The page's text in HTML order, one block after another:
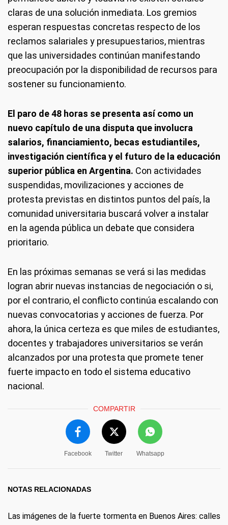
claras de una solución inmediata. Los gremios
esperan respuestas concretas respecto de los
reclamos salariales y presupuestarios, mientras
que las universidades continúan manifestando
preocupación por la disponibilidad de recursos para
sostener su funcionamiento.
El paro de 48 horas se presenta así como un
nuevo capítulo de una disputa que involucra
salarios, financiamiento, becas estudiantiles,
investigación científica y el futuro de la educación
superior pública en Argentina. Con actividades
suspendidas, movilizaciones y acciones de
protesta previstas en distintos puntos del país, la
comunidad universitaria buscará volver a instalar
en la agenda pública un debate que considera
prioritario.
En las próximas semanas se verá si las medidas
logran abrir nuevas instancias de negociación o si,
por el contrario, el conflicto continúa escalando con
nuevas convocatorias y acciones de fuerza. Por
ahora, la única certeza es que miles de estudiantes,
docentes y trabajadores universitarios se verán
alcanzados por una protesta que promete tener
fuerte impacto en todo el sistema educativo
nacional.
COMPARTIR
Facebook Twitter Whatsapp
NOTAS RELACIONADAS
Las imágenes de la fuerte tormenta en Buenos Aires: calles